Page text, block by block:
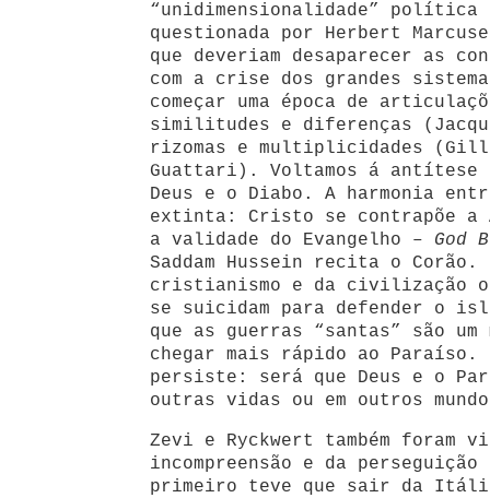
“unidimensionalidade” política
questionada por Herbert Marcuse
que deveriam desaparecer as
com a crise dos grandes
começar uma época de
similitudes e diferenças
rizomas e multiplicidades
Guattari). Voltamos á antítese
Deus e o Diabo. A harmonia
extinta: Cristo se contrapõe a
a validade do Evangelho – God
Saddam Hussein recita o Corão.
cristianismo e da civilização
se suicidam para defender o
que as guerras “santas” são
chegar mais rápido ao Paraíso.
persiste: será que Deus e o
outras vidas ou em outros
Zevi e Ryckwert também foram
incompreensão e da
primeiro teve que sair da